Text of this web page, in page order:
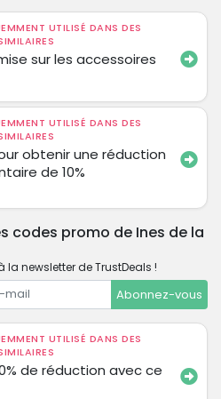
UTILISÉ DANS DES
sur les accessoires
UTILISÉ DANS DES
obtenir une réduction
de 10%
codes promo de Ines de la
newsletter de TrustDeals !
Abonnez-vous
UTILISÉ DANS DES
de réduction avec ce